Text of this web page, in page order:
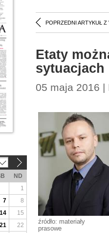
POPRZEDNI ARTYKUŁ Z
Etaty
sytuacjach
05 maja 2016 |
źródło: materiały
prasowe
ND
1
7
8
14
15
21
22